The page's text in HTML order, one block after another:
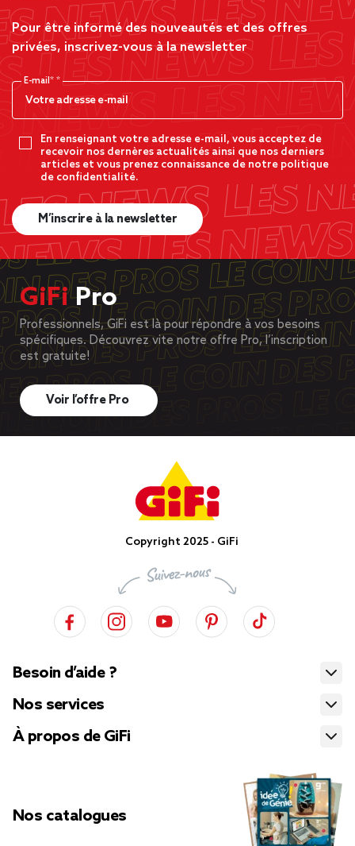
Pour être informé des nouveautés et des offres
privées, inscrivez-vous à la newsletter
E-mail*
En renseignant votre adresse e-mail, vous acceptez de
recevoir nos dernères actualités ainsi que nos derniers
articles et vous prenez connaissance de notre politique
de confidentialité.
M’inscrire à la newsletter
GiFiPro
Professionnels, GiFi est là pour répondre à vos besoins
spécifiques. Découvrez vite notre offre Pro, l’inscription
est gratuite!
Voir l’offre Pro
Copyright 2025 - GiFi
Besoin d’aide ?
Nos services
À propos de GiFi
Nos catalogues